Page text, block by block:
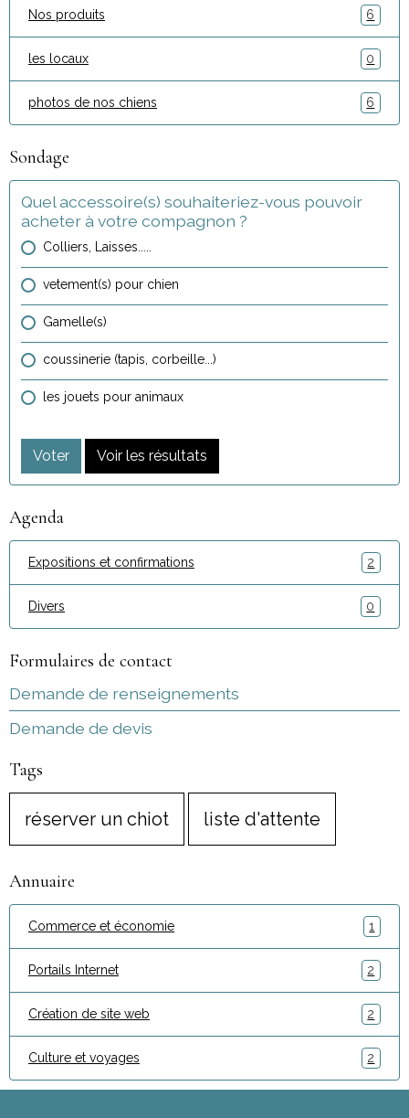
Nos produits 6
les locaux 0
photos de nos chiens 6
Sondage
Quel accessoire(s) souhaiteriez-vous pouvoir
acheter à votre compagnon ?
Colliers, Laisses.....
vetement(s) pour chien
Gamelle(s)
coussinerie (tapis, corbeille...)
les jouets pour animaux
Voter Voir les résultats
Agenda
Expositions et confirmations 2
Divers 0
Formulaires de contact
Demande de renseignements
Demande de devis
Tags
réserver un chiot liste d'attente
Annuaire
Commerce et économie 1
Portails Internet 2
Création de site web 2
Culture et voyages 2